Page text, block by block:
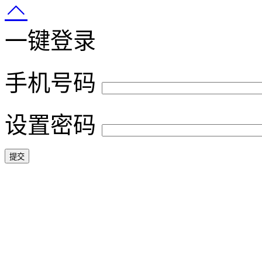
一键登录
手机号码
设置密码